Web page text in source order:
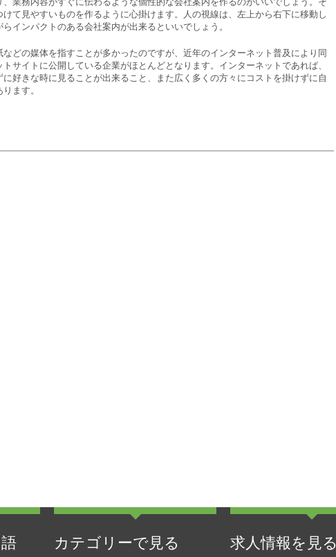
て見やすいものを作るように心掛けます。人の視線は、左上から右下に移動し
インパクトのある会社案内が出来るといいでしょう。
どの媒体を指すことが多かったのですが、近年のインターネット普及により同
サイトに公開している企業がほとんどとなります。インターネットであれば、
好きな時に見ることが出来ること、また広く多くの方々にコストを掛けずに自
ます。
カテゴリーで見る 求人情報を見る